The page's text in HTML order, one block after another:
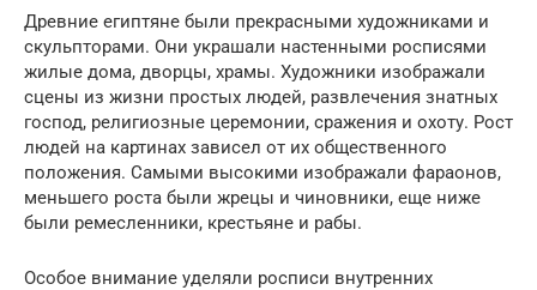
Древние египтяне были прекрасными художниками и
скульпторами. Они украшали настенными росписями
жилые дома, дворцы, храмы. Художники изображали
сцены из жизни простых людей, развлечения знатных
господ, религиозные церемонии, сражения и охоту. Рост
людей на картинах зависел от их общественного
положения. Самыми высокими изображали фараонов,
меньшего роста были жрецы и чиновники, еще ниже
были ремесленники, крестьяне и рабы.
Особое внимание уделяли росписи внутренних